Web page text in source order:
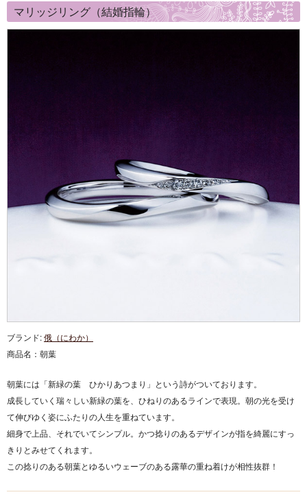
マリッジリング（結婚指輪）
ブランド:俄（にわか）
商品名： 朝葉
朝葉には「新緑の葉 ひかりあつまり」という詩がついております。
成長していく瑞々しい新緑の葉を、ひねりのあるラインで表現。朝の光を受け
て伸びゆく姿にふたりの人生を重ねています。
細身で上品、それでいてシンプル。かつ捻りのあるデザインが指を綺麗にすっ
きりとみせてくれます。
この捻りのある朝葉とゆるいウェーブのある露華の重ね着けが相性抜群！